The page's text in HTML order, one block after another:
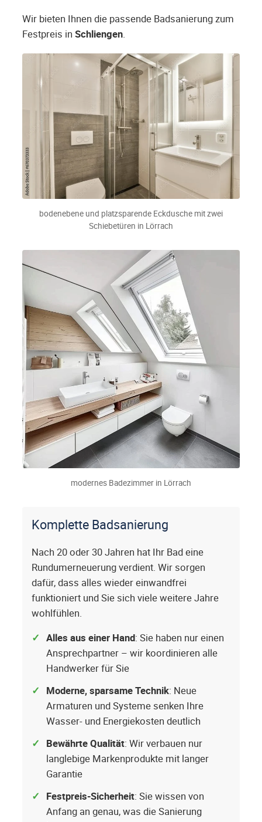
Wir bieten Ihnen die passende Badsanierung zum
Festpreis in Schliengen.
bodenebene und platzsparende Eckdusche mit zwei
Schiebetüren in Lörrach
modernes Badezimmer in Lörrach
Komplette Badsanierung
Nach 20 oder 30 Jahren hat Ihr Bad eine
Rundumerneuerung verdient. Wir sorgen
dafür, dass alles wieder einwandfrei
funktioniert und Sie sich viele weitere Jahre
wohlfühlen.
Alles aus einer Hand: Sie haben nur einen
Ansprechpartner – wir koordinieren alle
Handwerker für Sie
Moderne, sparsame Technik: Neue
Armaturen und Systeme senken Ihre
Wasser- und Energiekosten deutlich
Bewährte Qualität: Wir verbauen nur
langlebige Markenprodukte mit langer
Garantie
Festpreis-Sicherheit: Sie wissen von
Anfang an genau, was die Sanierung